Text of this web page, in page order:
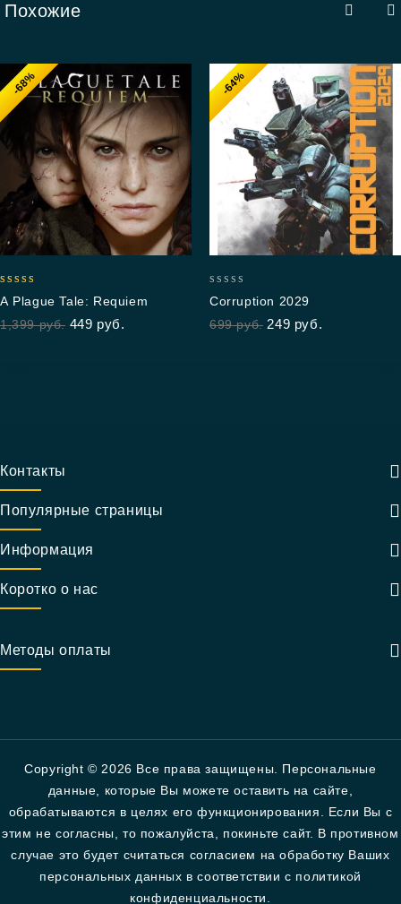
Похожие
-68%
out of 5
A Plague Tale: Requiem
1,399руб. 449 руб.
-64%
out
of
Corruption 2029
699руб. 249 руб.
Контакты
Популярные страницы
Информация
Коротко о нас
Методы оплаты
Copyright © 2026 Все права защищены. Персональные
данные, которые Вы можете оставить на сайте,
обрабатываются в целях его функционирования. Если Вы с
этим не согласны, то пожалуйста, покиньте сайт. В противном
случае это будет считаться согласием на обработку Ваших
персональных данных в соответствии с политикой
конфиденциальности.